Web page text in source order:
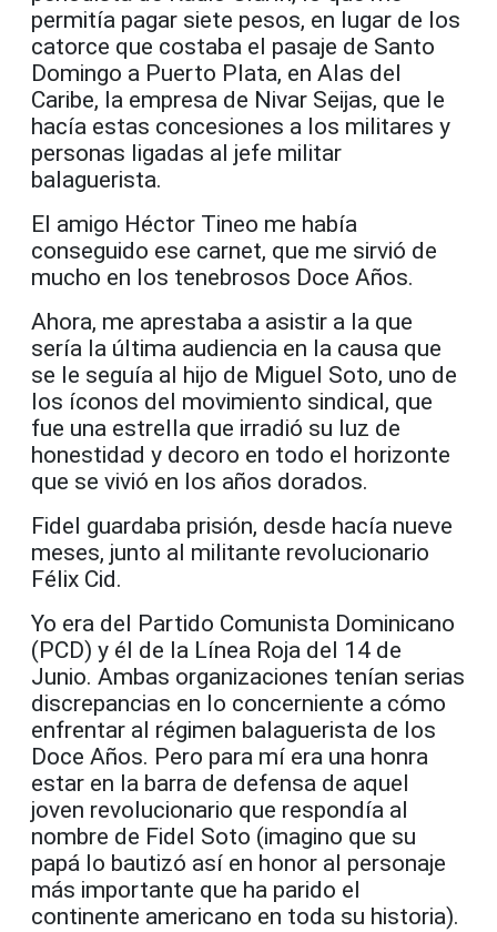
permitía pagar siete pesos, en lugar de los
catorce que costaba el pasaje de Santo
Domingo a Puerto Plata, en Alas del
Caribe, la empresa de Nivar Seijas, que le
hacía estas concesiones a los militares y
personas ligadas al jefe militar
balaguerista.
El amigo Héctor Tineo me había
conseguido ese carnet, que me sirvió de
mucho en los tenebrosos Doce Años.
Ahora, me aprestaba a asistir a la que
sería la última audiencia en la causa que
se le seguía al hijo de Miguel Soto, uno de
los íconos del movimiento sindical, que
fue una estrella que irradió su luz de
honestidad y decoro en todo el horizonte
que se vivió en los años dorados.
Fidel guardaba prisión, desde hacía nueve
meses, junto al militante revolucionario
Félix Cid.
Yo era del Partido Comunista Dominicano
(PCD) y él de la Línea Roja del 14 de
Junio. Ambas organizaciones tenían serias
discrepancias en lo concerniente a cómo
enfrentar al régimen balaguerista de los
Doce Años. Pero para mí era una honra
estar en la barra de defensa de aquel
joven revolucionario que respondía al
nombre de Fidel Soto (imagino que su
papá lo bautizó así en honor al personaje
más importante que ha parido el
continente americano en toda su historia).